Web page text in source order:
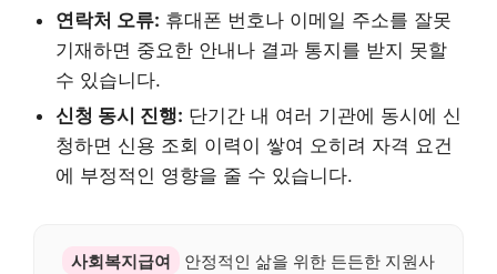
연락처 오류: 휴대폰 번호나 이메일 주소를 잘못
기재하면 중요한 안내나 결과 통지를 받지 못할
수 있습니다.
신청 동시 진행: 단기간 내 여러 기관에 동시에 신
청하면 신용 조회 이력이 쌓여 오히려 자격 요건
에 부정적인 영향을 줄 수 있습니다.
사회복지급여
안정적인 삶을 위한 든든한 지원사